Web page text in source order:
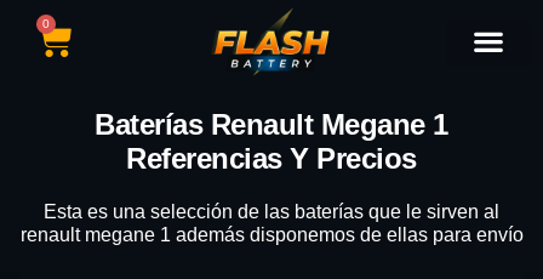
0
Baterías Renault Megane 1
Referencias Y Precios
Esta es una selección de las baterías que le sirven al
renault megane 1 además disponemos de ellas para envío